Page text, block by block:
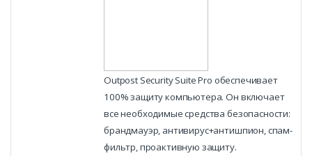
Outpost Security Suite Pro обеспечивает
100% защиту компьютера. Он включает
все необходимые средства безопасности:
брандмауэр, антивирус+антишпион, спам-
фильтр, проактивную защиту.